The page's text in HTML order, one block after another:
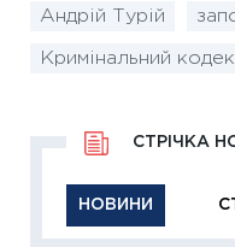
Андрій Турій
Кримінальний
НОВИНИ
СТРІЧКА